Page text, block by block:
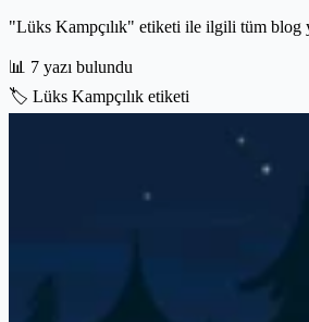
"Lüks Kampçılık" etiketi ile ilgili tüm blog
📊 7 yazı bulundu
🏷️ Lüks Kampçılık etiketi